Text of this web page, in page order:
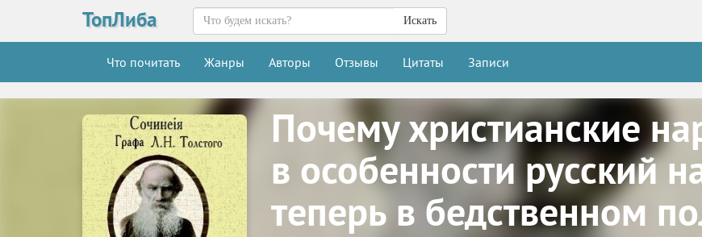
ТопЛиба Искать
Что почитать Жанры Авторы Отзывы Цитаты Записи
Почему христианские
в особенности русский
теперь в бедственном